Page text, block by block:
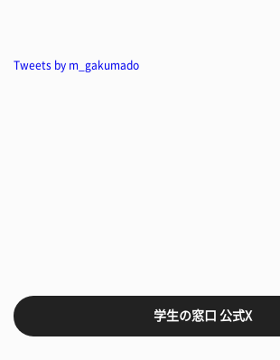
Tweets by m_gakumado
学生の窓口 公式X